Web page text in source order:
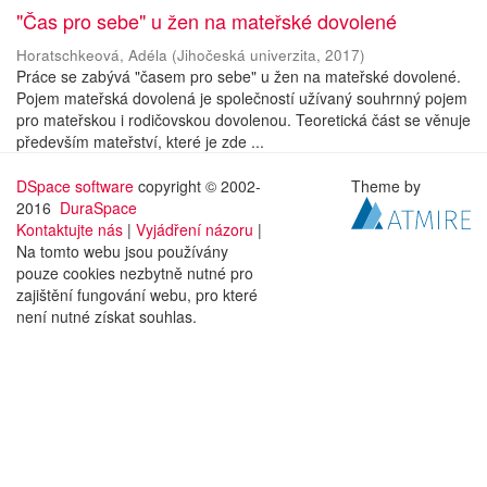
"Čas pro sebe" u žen na mateřské dovolené
Horatschkeová, Adéla (Jihočeská univerzita, 2017)
Práce se zabývá "časem pro sebe" u žen na mateřské dovolené.
Pojem mateřská dovolená je společností užívaný souhrnný pojem
pro mateřskou i rodičovskou dovolenou. Teoretická část se věnuje
především mateřství, které je zde ...
DSpace software copyright © 2002-
2016 DuraSpace
Kontaktujte nás | Vyjádření názoru |
Na tomto webu jsou používány
pouze cookies nezbytně nutné pro
zajištění fungování webu, pro které
není nutné získat souhlas.
Theme by